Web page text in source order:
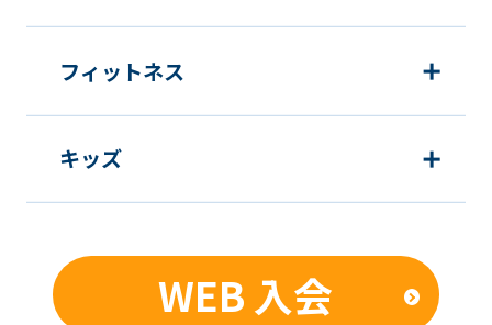
フィットネス
キッズ
WEB 入会